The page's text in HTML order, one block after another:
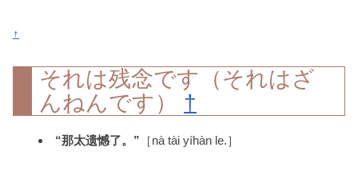
↑
それは残念です（それはざ
んねんです） †
“那太遗憾了。” ［nà tài yíhàn le.］